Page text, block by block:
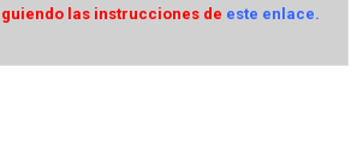
las instrucciones de este enlace.